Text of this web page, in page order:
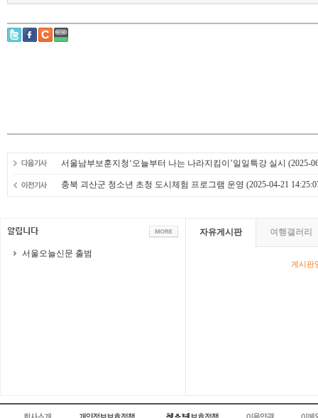
서울남부보훈지청‘오늘부터 나는 나라지킴이’일일특강 실시 (2025-
충북 괴산군 청소년 초청 도시체험 프로그램 운영 (2025-04-21
서울오늘신문 출범
자유게시판 여행갤러리
게시판